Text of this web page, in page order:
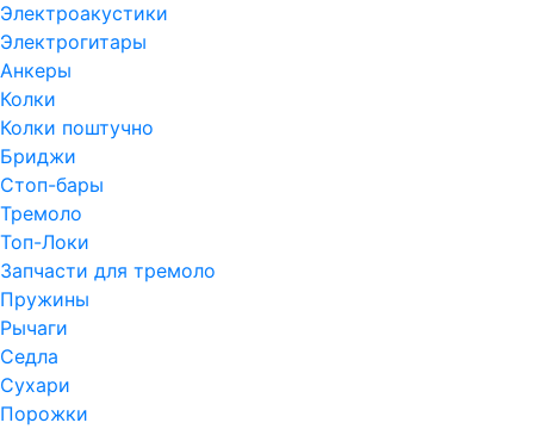
Электроакустики
Электрогитары
Анкеры
Колки
Колки поштучно
Бриджи
Стоп-бары
Тремоло
Топ-Локи
Запчасти для тремоло
Пружины
Рычаги
Седла
Сухари
Порожки